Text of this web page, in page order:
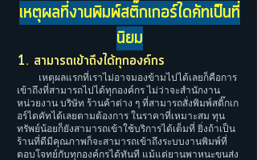
เหตุผลที่งานพิมพ์สติ๊กเกอร์ไดคัทเป็นที่
นิยม
1. สามารถเข้าถึงได้ทุกองค์กร
เหตุผลแรกที่เราไม่อาจมองข้ามไปได้เลยก็คือการ
เข้าถึงที่สามารถไปได้ทุกองค์กร ไม่ว่าจะสำนักงาน
หน่วยงาน บริษัท ร้านค้าต่าง ๆ ที่สามารถสั่งพิมพ์สติ๊กเก
อร์ไดคัทได้เลยตามต้องการ ในราคาที่เหมาะสม ทุน
ทรัพย์น้อยก็ยังสามารถเข้าใช้บริการได้เต็มที่ ยิ่งถ้าเป็น
ร้านที่ดีมีคุณภาพก็จะสามารถเข้าถึงระบบงานพิมพ์ที่
ตอบโจทย์กับทุกองค์กรได้ทันที แม้แต่ยานพาหนะขนส่ง